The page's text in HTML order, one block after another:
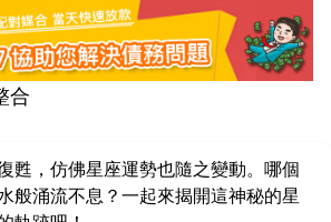
合
甦，仿佛星座運勢也隨之變動。哪個
般涌流不息？一起來揭開這神秘的星